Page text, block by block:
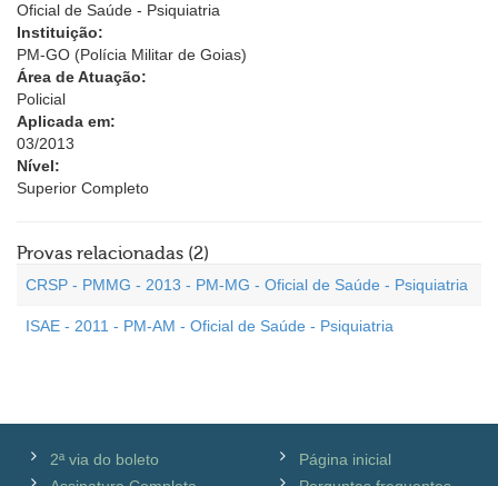
Oficial de Saúde - Psiquiatria
Instituição:
PM-GO (Polícia Militar de Goias)
Área de Atuação:
Policial
Aplicada em:
03/2013
Nível:
Superior Completo
Provas relacionadas (2)
CRSP - PMMG - 2013 - PM-MG - Oficial de Saúde - Psiquiatria
ISAE - 2011 - PM-AM - Oficial de Saúde - Psiquiatria
2ª via do boleto
Página inicial